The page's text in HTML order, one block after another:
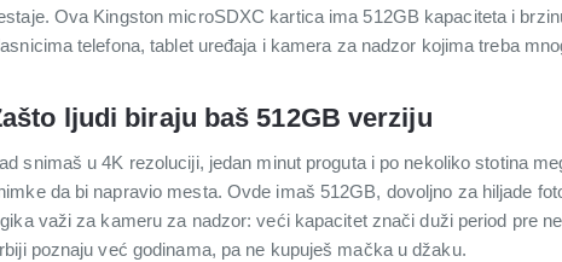
Ova Kingston microSDXC kartica ima 512GB kapaciteta i
telefona, tablet uređaja i kamera za nadzor kojima treba
ljudi biraju baš 512GB verziju
snimaš u 4K rezoluciji, jedan minut proguta i po nekoliko stotina
da bi napravio mesta. Ovde imaš 512GB, dovoljno za hiljade
važi za kameru za nadzor: veći kapacitet znači duži period pre
poznaju već godinama, pa ne kupuješ mačka u džaku.